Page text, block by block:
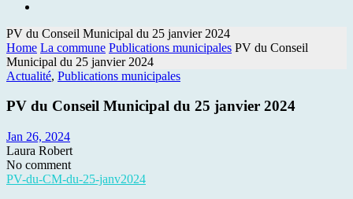
PV du Conseil Municipal du 25 janvier 2024
Home La commune Publications municipales PV du Conseil
Municipal du 25 janvier 2024
Actualité, Publications municipales
PV du Conseil Municipal du 25 janvier 2024
Jan 26, 2024
Laura Robert
No comment
PV-du-CM-du-25-janv2024